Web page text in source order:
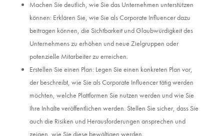
Machen Sie deutlich, wie Sie das Unternehmen unterstützen
können: Erklären Sie, wie Sie als Corporate Influencer dazu
beitragen können, die Sichtbarkeit und Glaubwürdigkeit des
Unternehmens zu erhöhen und neue Zielgruppen oder
potenzielle Mitarbeiter zu erreichen.
Erstellen Sie einen Plan: Legen Sie einen konkreten Plan vor,
der beschreibt, wie Sie als Corporate Influencer tätig werden
möchten, welche Plattformen Sie nutzen werden und wie Sie
Ihre Inhalte veröffentlichen werden. Stellen Sie sicher, dass Sie
auch die Risiken und Herausforderungen ansprechen und
zeigen, wie Sie diese bewältigen werden.